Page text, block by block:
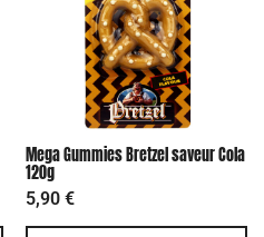
Mega Gummies Bretzel saveur Cola
120g
5,90 €